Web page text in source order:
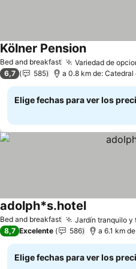
Bed and breakfast Variedad de
Kölner PensionVer precios
6,7 585 a 0.8 km de: Catedral
Elige fechas para ver los
Bed and breakfast Jardín tranquilo y
adolph*s.hotelVer precios
8,7 Excelente 586 a 6.1 km
Elige fechas para ver los